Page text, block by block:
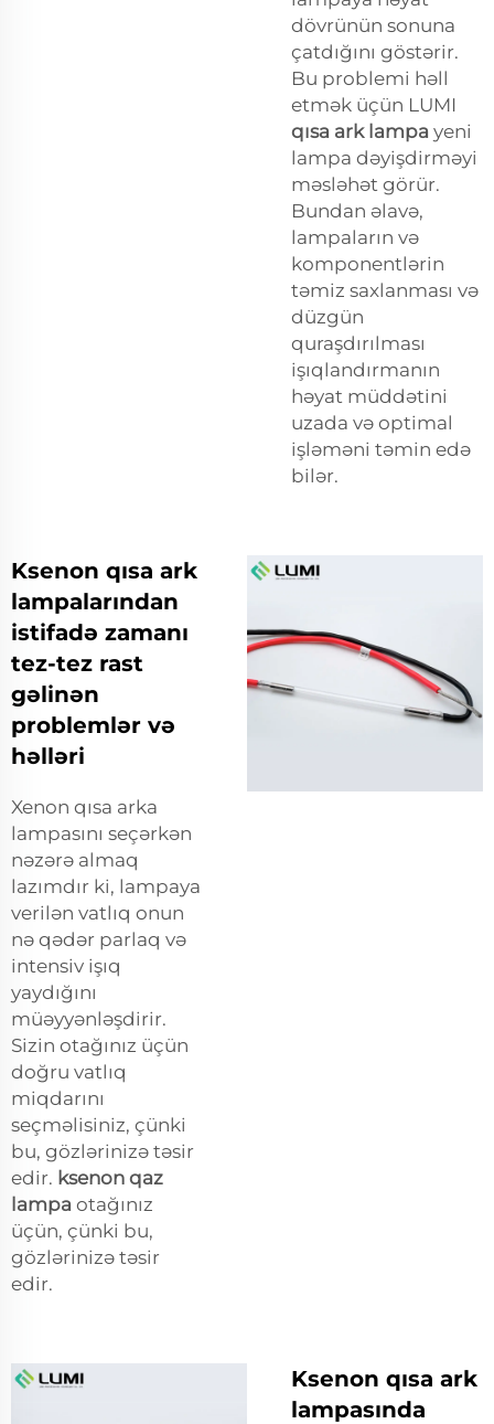
dövrünün sonuna
çatdığını göstərir.
Bu problemi həll
etmək üçün LUMI
qısa ark lampa yeni
lampa dəyişdirməyi
məsləhət görür.
Bundan əlavə,
lampaların və
komponentlərin
təmiz saxlanması və
düzgün
quraşdırılması
işıqlandırmanın
həyat müddətini
uzada və optimal
işləməni təmin edə
bilər.
Ksenon qısa ark
lampalarından
istifadə zamanı
tez-tez rast
gəlinən
problemlər və
həlləri
Xenon qısa arka
lampasını seçərkən
nəzərə almaq
lazımdır ki, lampaya
verilən vatlıq onun
nə qədər parlaq və
intensiv işıq
yaydığını
müəyyənləşdirir.
Sizin otağınız üçün
doğru vatlıq
miqdarını
seçməlisiniz, çünki
bu, gözlərinizə təsir
edir. ksenon qaz
lampa otağınız
üçün, çünki bu,
gözlərinizə təsir
edir.
Ksenon qısa ark
lampasında